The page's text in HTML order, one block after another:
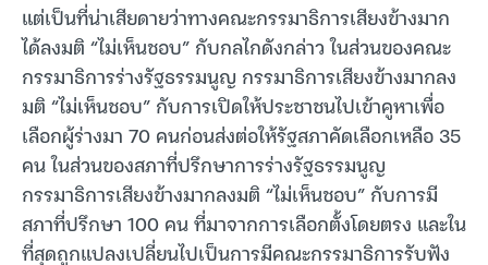
แต่เป็นที่น่าเสียดายว่าทางคณะกรรมาธิการเสียงข้างมาก
ได้ลงมติ “ไม่เห็นชอบ” กับกลไกดังกล่าว ในส่วนของคณะ
กรรมาธิการร่างรัฐธรรมนูญ กรรมาธิการเสียงข้างมากลง
มติ “ไม่เห็นชอบ” กับการเปิดให้ประชาชนไปเข้าคูหาเพื่อ
เลือกผู้ร่างมา 70 คนก่อนส่งต่อให้รัฐสภาคัดเลือกเหลือ 35
คน ในส่วนของสภาที่ปรึกษาการร่างรัฐธรรมนูญ
กรรมาธิการเสียงข้างมากลงมติ “ไม่เห็นชอบ” กับการมี
สภาที่ปรึกษา 100 คน ที่มาจากการเลือกตั้งโดยตรง และใน
ที่สุดถูกแปลงเปลี่ยนไปเป็นการมีคณะกรรมาธิการรับฟัง